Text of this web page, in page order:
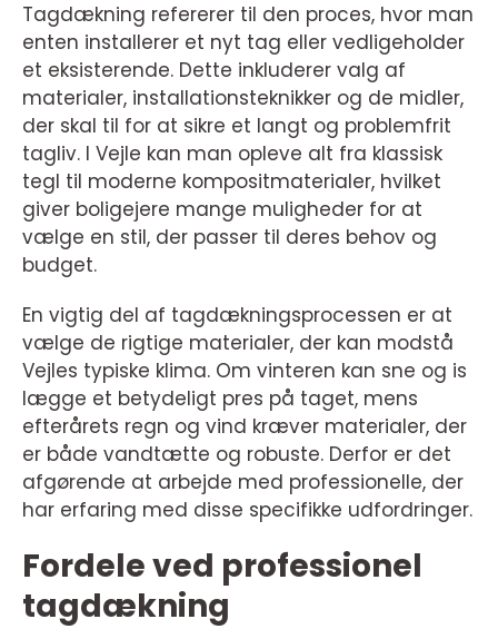
Tagdækning refererer til den proces, hvor man
enten installerer et nyt tag eller vedligeholder
et eksisterende. Dette inkluderer valg af
materialer, installationsteknikker og de midler,
der skal til for at sikre et langt og problemfrit
tagliv. I Vejle kan man opleve alt fra klassisk
tegl til moderne kompositmaterialer, hvilket
giver boligejere mange muligheder for at
vælge en stil, der passer til deres behov og
budget.
En vigtig del af tagdækningsprocessen er at
vælge de rigtige materialer, der kan modstå
Vejles typiske klima. Om vinteren kan sne og is
lægge et betydeligt pres på taget, mens
efterårets regn og vind kræver materialer, der
er både vandtætte og robuste. Derfor er det
afgørende at arbejde med professionelle, der
har erfaring med disse specifikke udfordringer.
Fordele ved professionel
tagdækning